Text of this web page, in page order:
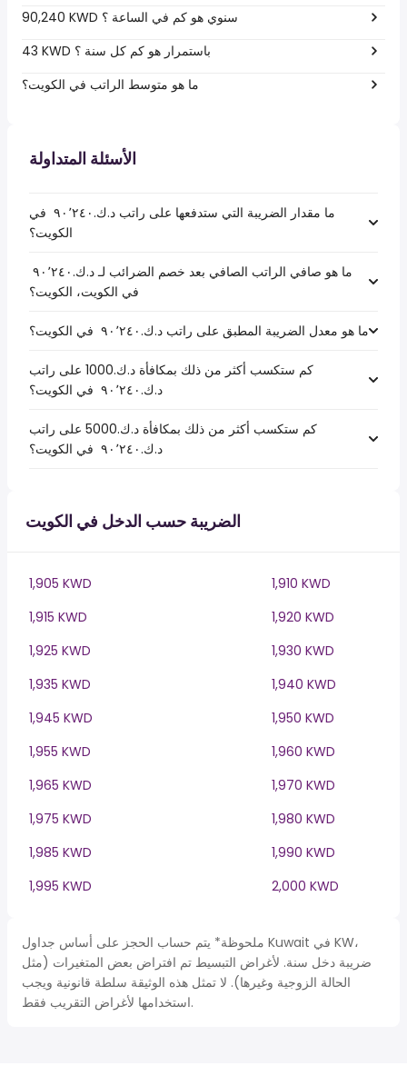
90,240 KWD سنوي هو كم في الساعة ؟
43 KWD باستمرار هو كم كل سنة ؟
ما هو متوسط الراتب في الكويت؟
الأسئلة المتداولة
ما مقدار الضريبة التي ستدفعها على راتب د.ك.‏٩٠٬٢٤٠ ‏ في
الكويت؟
في الكويت، الكويت؟
ما هو معدل الضريبة المطبق على راتب د.ك.‏٩٠٬٢٤٠ ‏ في الكويت؟
كم ستكسب أكثر من ذلك بمكافأة د.ك.1000 على راتب
د.ك.‏٩٠٬٢٤٠ ‏ في الكويت؟
كم ستكسب أكثر من ذلك بمكافأة د.ك.5000 على راتب
د.ك.‏٩٠٬٢٤٠ ‏ في الكويت؟
الضريبة حسب الدخل في الكويت
1,905 KWD
1,910 KWD
1,915 KWD
1,920 KWD
1,925 KWD
1,930 KWD
1,935 KWD
1,940 KWD
1,945 KWD
1,950 KWD
1,955 KWD
1,960 KWD
1,965 KWD
1,970 KWD
1,975 KWD
1,980 KWD
1,985 KWD
1,990 KWD
1,995 KWD
2,000 KWD
ملحوظة* يتم حساب الحجز على أساس جداول Kuwait في KW،
ضريبة دخل سنة. لأغراض التبسيط تم افتراض بعض المتغيرات (مثل
الحالة الزوجية وغيرها). لا تمثل هذه الوثيقة سلطة قانونية ويجب
استخدامها لأغراض التقريب فقط.